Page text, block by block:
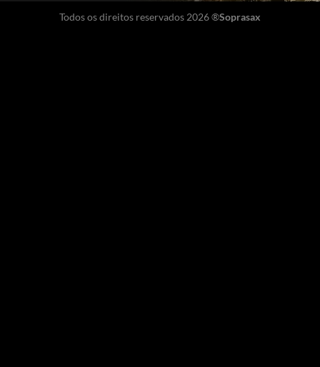
Todos os direitos reservados 2026 ®Soprasax